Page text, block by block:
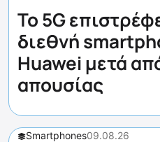
Το 5G
διεθνή
Huawei μετά
απουσίας
Smartphones09.08.26